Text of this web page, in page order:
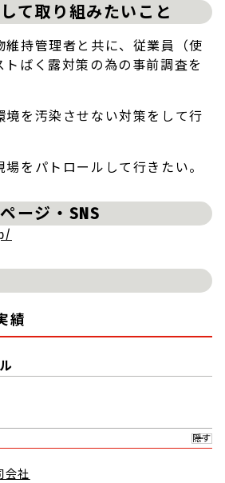
て取り組みたいこと
維持管理者と共に、従業員（使
トばく露対策の為の事前調査を
境を汚染させない対策をして行
場をパトロールして行きたい。
ージ・SNS
績
隠す
会社